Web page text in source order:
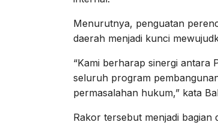
Menurutnya, penguatan
daerah menjadi kunci
“Kami berharap sinergi antara
seluruh program
permasalahan hukum,” kata
Rakor tersebut menjadi